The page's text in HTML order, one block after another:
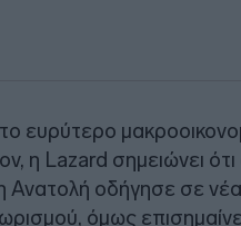
ευρύτερο
η Lazard σημειώνει
οδήγησε σε
όμως